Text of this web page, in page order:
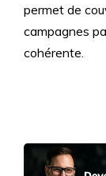
permet de
campagnes
cohérente.